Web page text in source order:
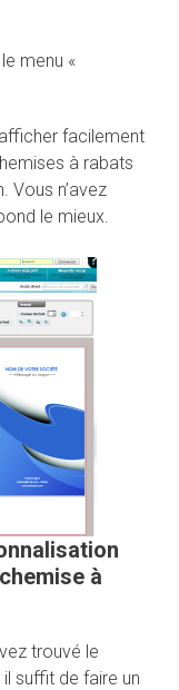
menu «
facilement
à rabats
Vous n’avez
le mieux.
à
trouvé le
suffit de faire un